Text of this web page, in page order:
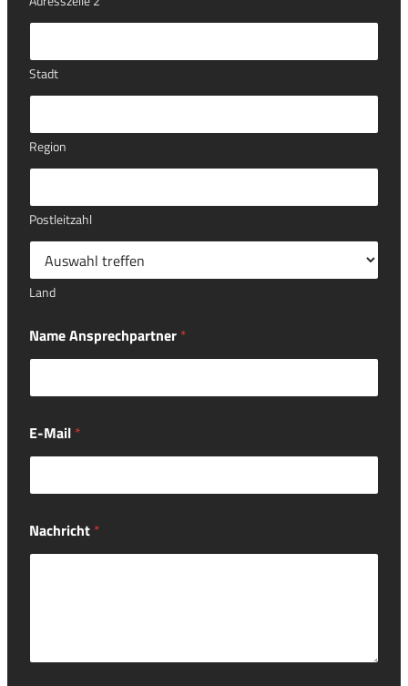
Stadt
Region
Postleitzahl
Land
Name Ansprechpartner *
E-Mail *
Nachricht *